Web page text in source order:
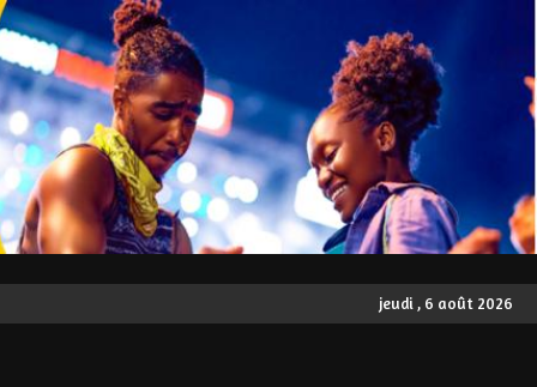
jeudi , 6 août 2026